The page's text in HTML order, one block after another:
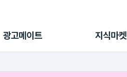
광고메이트 지식마켓
광고리포트